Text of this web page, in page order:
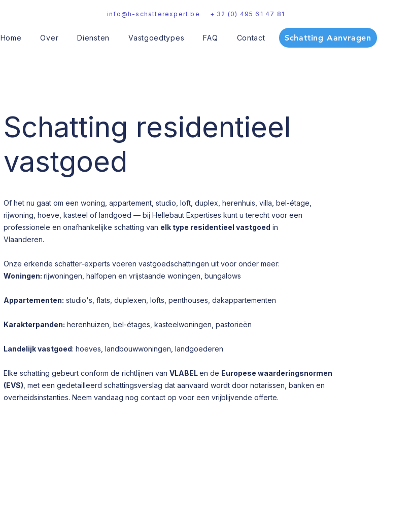
info@h-schatterexpert.be + 32 (0) 495 61 47 81
Home Over Diensten Vastgoedtypes FAQ Contact Schatting Aanvragen
Schatting residentieel
vastgoed
Of het nu gaat om een woning, appartement, studio, loft, duplex, herenhuis, villa, bel-étage,
rijwoning, hoeve, kasteel of landgoed — bij Hellebaut Expertises kunt u terecht voor een
professionele en onafhankelijke schatting van elk type residentieel vastgoed in
Vlaanderen.
Onze erkende schatter-experts voeren vastgoedschattingen uit voor onder meer:
Woningen: rijwoningen, halfopen en vrijstaande woningen, bungalows
Appartementen: studio's, flats, duplexen, lofts, penthouses, dakappartementen
Karakterpanden: herenhuizen, bel-étages, kasteelwoningen, pastorieën
Landelijk vastgoed: hoeves, landbouwwoningen, landgoederen
Elke schatting gebeurt conform de richtlijnen van VLABELen de Europese waarderingsnormen
(EVS) , met een gedetailleerd schattingsverslag dat aanvaard wordt door notarissen, banken en
overheidsinstanties. Neem vandaag nog contact op voor een vrijblijvende offerte.